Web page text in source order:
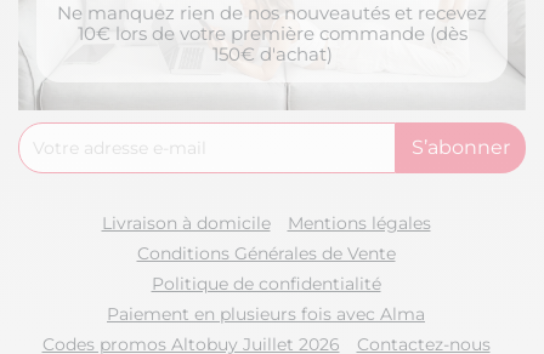
de Coton
54,99 €
Ne manquez rien de nos nouveautés et recevez
10€ lors de votre première commande (dès
150€ d'achat)
Livraison à domicile
Mentions légales
Conditions Générales de Vente
Politique de confidentialité
Paiement en plusieurs fois avec Alma
Codes promos Altobuy Juillet 2026
Contactez-nous